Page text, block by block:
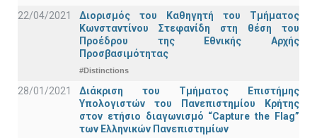
22/04/2021
Διορισμός του Καθηγητή του Τμήματος
Κωνσταντίνου Στεφανίδη στη θέση του
Προέδρου της Εθνικής Αρχής
Προσβασιμότητας
#Distinctions
28/01/2021
Διάκριση του Τμήματος Επιστήμης
Υπολογιστών του Πανεπιστημίου Κρήτης
στον ετήσιο διαγωνισμό “Capture the Flag”
των Ελληνικών Πανεπιστημίων